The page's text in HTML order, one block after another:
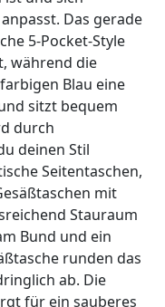
Das gerade
5-Pocket-Style
während die
Blau eine
sitzt bequem
durch
deinen Stil
Seitentaschen,
mit
Stauraum
Bund und ein
runden das
ab. Die
für ein sauberes